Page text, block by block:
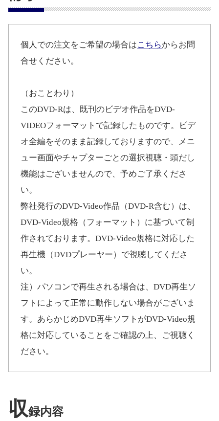
個人での注文をご希望の場合はこちらからお問
合せください。
（おことわり）
このDVD-Rは、既刊のビデオ作品をDVD-
VIDEOフォーマットで記録したものです。ビデ
オ全編をそのまま記録しておりますので、メニ
ュー画面やチャプターごとの選択視聴・頭だし
機能はございませんので、予めご了承くださ
い。
弊社発行のDVD-Video作品（DVD-R含む）は、
DVD-Video規格（フォーマット）に基づいて制
作されております。DVD-Video規格に対応した
再生機（DVDプレーヤー）で視聴してくださ
い。
注）パソコンで再生される場合は、DVD再生ソ
フトによって正常に動作しない場合がございま
す。あらかじめDVD再生ソフトがDVD-Video規
格に対応していることをご確認の上、ご視聴く
ださい。
収録内容